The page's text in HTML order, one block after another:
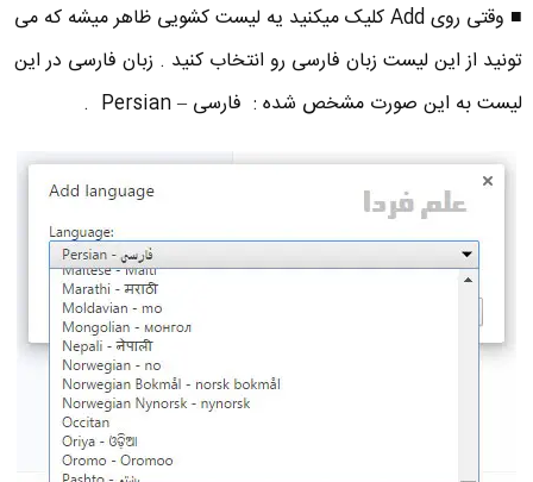
■ وقتی روی Add کلیک میکنید یه لیست کشویی ظاهر میشه که می
تونید از این لیست زبان فارسی رو انتخاب کنید . زبان فارسی در این
لیست به این صورت مشخص شده : فارسی – Persian .